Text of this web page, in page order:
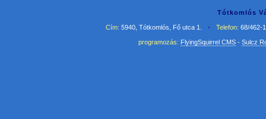
Tótkomlós
Cím: 5940, Tótkomlós, Fő utca 1. • Telefon: 68/462-
programozás: FlyingSquirrel CMS- Sulcz